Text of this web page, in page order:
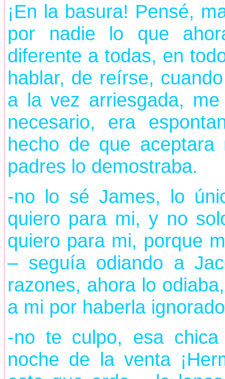
¡En la basura! Pensé,
por nadie lo que
diferente a todas, en
hablar, de reírse,
a la vez arriesgada,
necesario, era
hecho de que
padres lo demostraba.
-no lo sé James, lo
quiero para mi, y no
quiero para mi, porque
– seguía odiando a
razones, ahora lo
a mi por haberla
-no te culpo, esa
noche de la venta